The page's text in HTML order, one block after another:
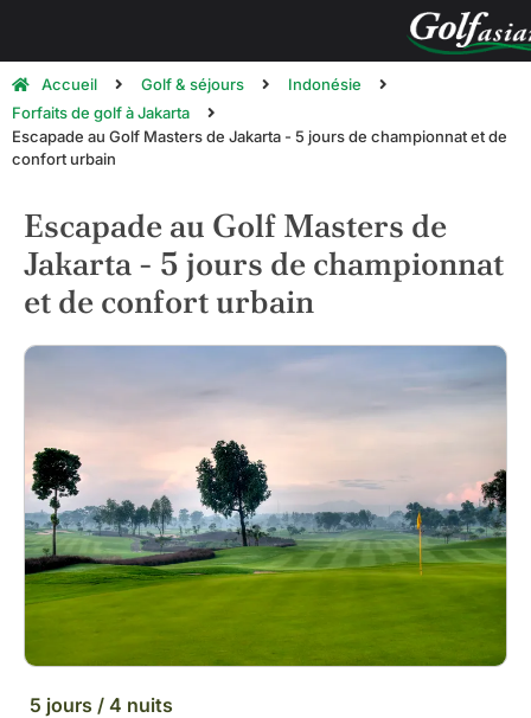
Accueil Golf & séjours
Indonésie
Forfaits de golf à Jakarta
Escapade au Golf Masters de Jakarta - 5 jours de championnat et de
confort urbain
Escapade au Golf Masters de
Jakarta - 5 jours de championnat
et de confort urbain
5 jours / 4 nuits